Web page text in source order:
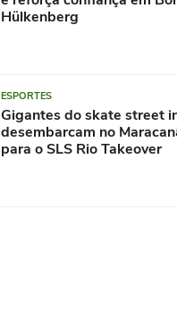
Hülkenberg
ESPORTES
Gigantes do skate street
desembarcam no
para o SLS Rio Takeover